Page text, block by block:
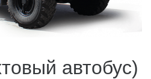
автобус)